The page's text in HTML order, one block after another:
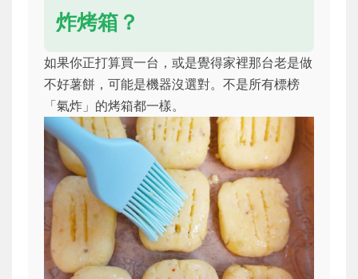
炸烤箱？
如果你正打算買一台，或是覺得家裡那台老是做
不好薯餅，可能是機器沒選對。不是所有標榜
「氣炸」的烤箱都一樣。